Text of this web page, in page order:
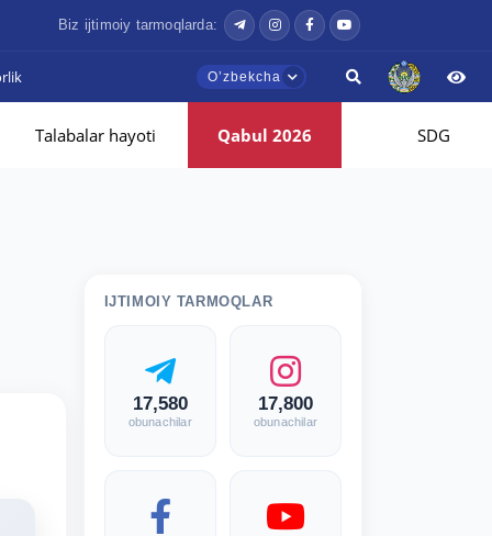
Biz ijtimoiy tarmoqlarda:
Oʼzbekcha
Talabalar hayoti Qabul 2026 SDG
IJTIMOIY TARMOQLAR
17,580
obunachilar
17,800
obunachilar